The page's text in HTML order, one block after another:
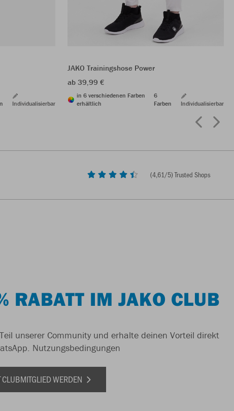
Individualisierbar
JAKO Trainingshose Power
ab 39,99 €
in 6 verschiedenen Farben
erhältlich
6
Farben
Individualisierbar
(4,61/5) Trusted Shops
RABATT IM JAKO CLUB
unserer Community und erhalte deinen Vorteil direkt
Nutzungsbedingungen
CLUBMITGLIED WERDEN